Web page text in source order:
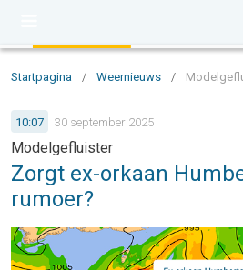
Startpagina / Weernieuws /
10:07 30 september 2025
Modelgefluister
Zorgt ex-orkaan
rumoer?